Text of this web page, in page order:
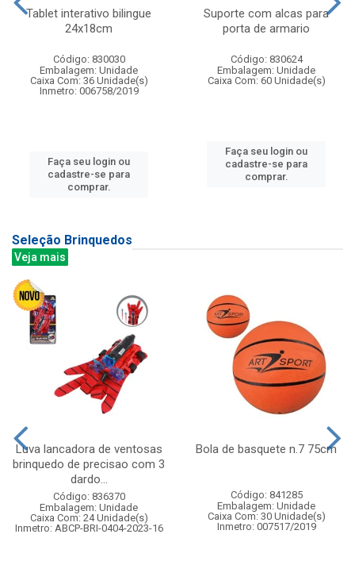
Tablet interativo bilingue
24x18cm
Código: 830030
Embalagem: Unidade
Caixa Com: 36 Unidade(s)
Inmetro: 006758/2019
Faça seu login ou
cadastre-se para
comprar.
Suporte com alcas para
porta de armario
Código: 830624
Embalagem: Unidade
Caixa Com: 60 Unidade(s)
Faça seu login ou
cadastre-se para
comprar.
Seleção Brinquedos
Veja mais
Luva lancadora de ventosas
brinquedo de precisao com 3
dardo...
Código: 836370
Embalagem: Unidade
Caixa Com: 24 Unidade(s)
Inmetro: ABCP-BRI-0404-2023-16
Bola de basquete n.7 75cm
Código: 841285
Embalagem: Unidade
Caixa Com: 30 Unidade(s)
Inmetro: 007517/2019